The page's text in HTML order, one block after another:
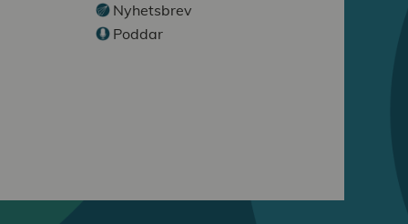
Nyhetsbrev
Poddar